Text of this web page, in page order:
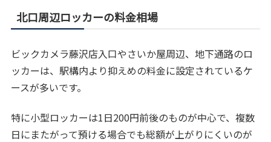
北口周辺ロッカーの料金相場
ビックカメラ藤沢店入口やさいか屋周辺、地下通路のロ
ッカーは、駅構内より抑えめの料金に設定されているケ
ースが多いです。
特に小型ロッカーは1日200円前後のものが中心で、複数
日にまたがって預ける場合でも総額が上がりにくいのが